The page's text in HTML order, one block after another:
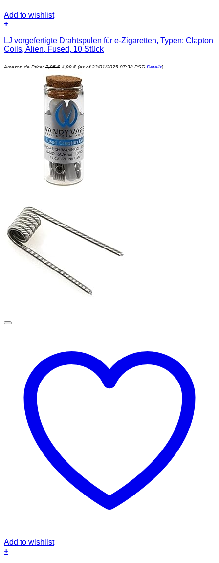
Add to wishlist
+
LJ vorgefertigte Drahtspulen für e-Zigaretten, Typen: Clapton
Coils, Alien, Fused, 10 Stück
Amazon.de Price: 7,95€
Ursprünglicher
Preis
war:
7,95 €
4,99 €
Aktueller
Preis
4,99 €.
(as of 23/01/2025 07:38 PST- Details)
Add to wishlist
+